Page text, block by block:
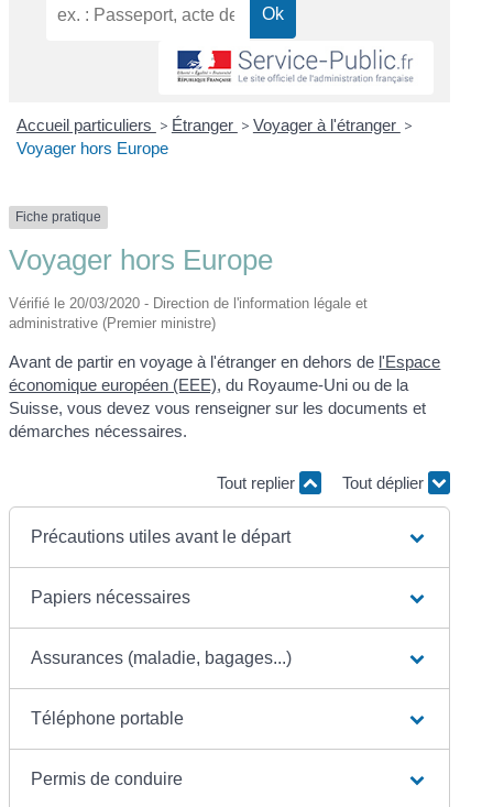
Accueil particuliers > Étranger > Voyager à l'étranger >
Voyager hors Europe
Fiche pratique
Voyager hors Europe
Vérifié le 20/03/2020 - Direction de l'information légale et
administrative (Premier ministre)
Avant de partir en voyage à l'étranger en dehors de l'Espace
économique européen (EEE), du Royaume-Uni ou de la
Suisse, vous devez vous renseigner sur les documents et
démarches nécessaires.
Tout replier Tout déplier
Précautions utiles avant le départ
Papiers nécessaires
Assurances (maladie, bagages...)
Téléphone portable
Permis de conduire